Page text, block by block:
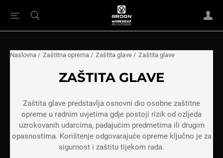
Naslovna / Zaštitna oprema / Zaštita glave / Zaštita glave
ZAŠTITA GLAVE
Zaštita glave predstavlja osnovni dio osobne zaštitne
opreme u radnim uvjetima gdje postoji rizik od ozljeda
uzrokovanih udarcima, padajućim predmetima ili drugim
opasnostima. Korištenje odgovarajuće opreme ključno je za
sigurnost i zaštitu tijekom rada.